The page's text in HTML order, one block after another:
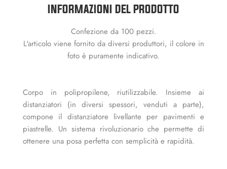
INFORMAZIONI DEL PRODOTTO
Confezione da 100 pezzi.
L'articolo viene fornito da diversi produttori, il colore in
foto è puramente indicativo.
Corpo in polipropilene, riutilizzabile. Insieme ai
distanziatori (in diversi spessori, venduti a parte),
compone il distanziatore livellante per pavimenti e
piastrelle. Un sistema rivoluzionario che permette di
ottenere una posa perfetta con semplicità e rapidità.